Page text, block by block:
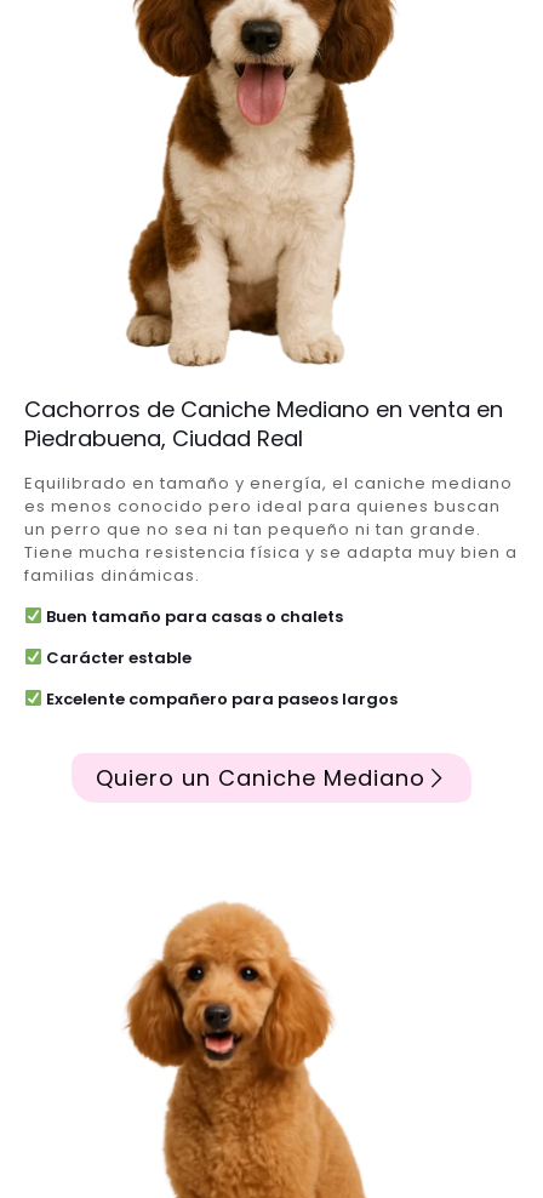
Cachorros de Caniche Mediano en venta en
Piedrabuena, Ciudad Real
Equilibrado en tamaño y energía, el caniche mediano
es menos conocido pero ideal para quienes buscan
un perro que no sea ni tan pequeño ni tan grande.
Tiene mucha resistencia física y se adapta muy bien a
familias dinámicas.
Buen tamaño para casas o chalets
Carácter estable
Excelente compañero para paseos largos
Quiero un Caniche Mediano